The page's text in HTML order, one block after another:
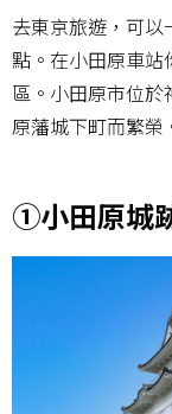
去東京旅遊，可
點。在小田原車站
區。小田原市位
原藩城下町而繁榮
①小田原城